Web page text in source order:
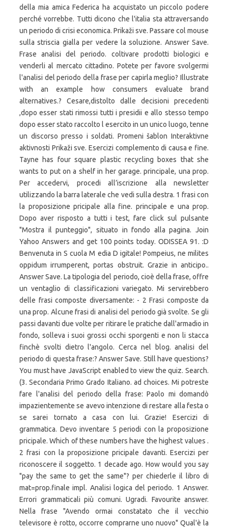
della mia amica Federica ha acquistato un piccolo podere
perché vorrebbe. Tutti dicono che l'italia sta attraversando
un periodo di crisi economica. Prikaži sve. Passare col mouse
sulla striscia gialla per vedere la soluzione. Answer Save.
Frase analisi del periodo. coltivare prodotti biologici e
venderli al mercato cittadino. Potete per favore svolgermi
l'analisi del periodo della frase per capirla meglio? Illustrate
with an example how consumers evaluate brand
alternatives.? Cesare,distolto dalle decisioni precedenti
,dopo esser stati rimossi tutti i presidii e allo stesso tempo
dopo esser stato raccolto l esercito in un unico luogo, tenne
un discorso presso i soldati. Promeni šablon Interaktivne
aktivnosti Prikaži sve. Esercizi complemento di causa e fine.
Tayne has four square plastic recycling boxes that she
wants to put on a shelf in her garage. principale, una prop.
Per accedervi, procedi all’iscrizione alla newsletter
utilizzando la barra laterale che vedi sulla destra. 1 frasi con
la proposizione pricipale alla fine. principale e una prop.
Dopo aver risposto a tutti i test, fare click sul pulsante
"Mostra il punteggio", situato in fondo alla pagina. Join
Yahoo Answers and get 100 points today. ODISSEA 91. :D
Benvenuta in S cuola M edia D igitale! Pompeius, ne milites
oppidum irrumperent, portas obstruit. Grazie in anticipo..
Answer Save. La tipologia del periodo, cioè della frase, offre
un ventaglio di classificazioni variegato. Mi servirebbero
delle frasi composte diversamente: - 2 Frasi composte da
una prop. Alcune frasi di analisi del periodo già svolte. Se gli
passi davanti due volte per ritirare le pratiche dall'armadio in
fondo, solleva i suoi grossi occhi sporgenti e non li stacca
finchè svolti dietro l'angolo. Cerca nel blog. analisi del
periodo di questa frase:? Answer Save. Still have questions?
You must have JavaScript enabled to view the quiz. Search.
(3. Secondaria Primo Grado Italiano. ad choices. Mi potreste
fare l'analisi del periodo della frase: Paolo mi domandò
impazientemente se avevo intenzione di restare alla festa o
se sarei tornato a casa con lui. Grazie! Esercizi di
grammatica. Devo inventare 5 periodi con la proposizione
pricipale. Which of these numbers have the highest values .
2 frasi con la proposizione pricipale davanti. Esercizi per
riconoscere il soggetto. 1 decade ago. How would you say
"pay the same to get the same"? per chiederle il libro di
mat=prop.finale impl. Analisi logica del periodo. 1 Answer.
Errori grammaticali più comuni. Ugradi. Favourite answer.
Nella frase "Avendo ormai constatato che il vecchio
televisore è rotto, occorre comprarne uno nuovo" Qual'è la